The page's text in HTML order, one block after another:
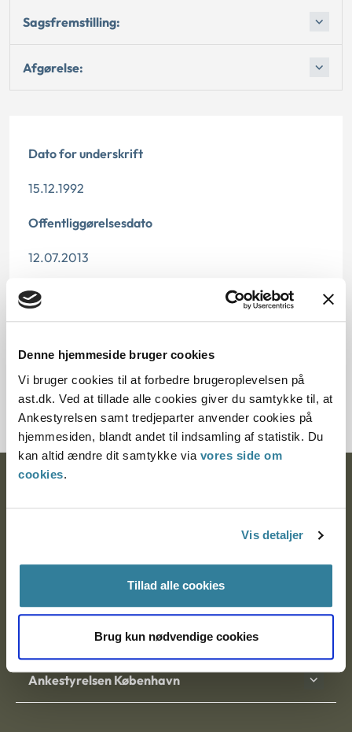
Denne hjemmeside bruger cookies
Vi bruger cookies til at forbedre brugeroplevelsen på
ast.dk. Ved at tillade alle cookies giver du samtykke til, at
Ankestyrelsen samt tredjeparter anvender cookies på
hjemmesiden, blandt andet til indsamling af statistik. Du
kan altid ændre dit samtykke via vores side om
cookies.
Vis detaljer
Tillad alle cookies
Brug kun nødvendige cookies
Sagsfremstilling:
Afgørelse:
Dato for underskrift
15.12.1992
Offentliggørelsesdato
12.07.2013
Paragraf
§ 37
Journalnummer
20873-91
Ankestyrelsen Aalborg
Ankestyrelsen København